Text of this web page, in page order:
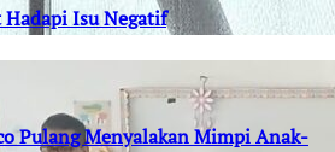
Isu Negatif
Pulang Menyalakan Mimpi Anak-